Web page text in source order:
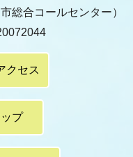
市総合コールセンター）
クセス
プ